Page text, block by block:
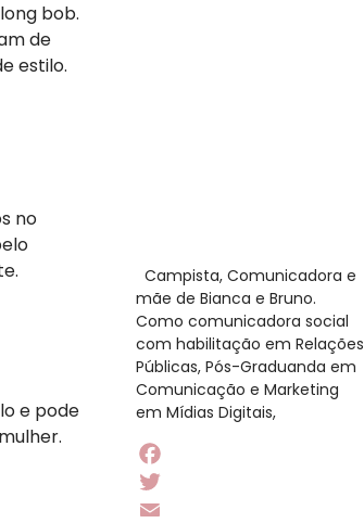
bob.
de
estilo.
no
e pode
​ Campista, Comunicadora e
mãe de Bianca e Bruno.
Como comunicadora social
com habilitação em Relações
Públicas, Pós-Graduanda em
Comunicação e Marketing
em Mídias Digitais,
Facebook
Twitter